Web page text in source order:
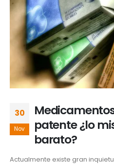
30
Nov
patente ¿lo
barato?
Actualmente existe gran